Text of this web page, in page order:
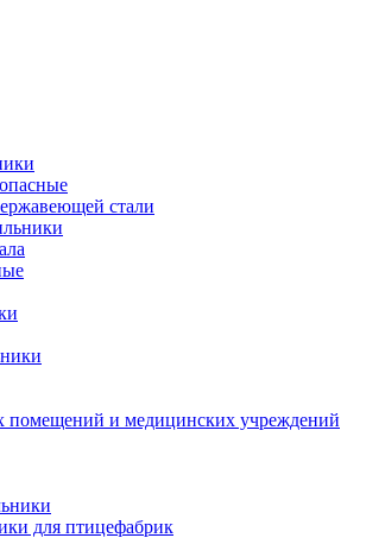
стали
помещений и медицинских учреждений
для птицефабрик